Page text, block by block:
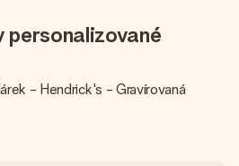
personalizované
- Hendrick's - Gravírovaná